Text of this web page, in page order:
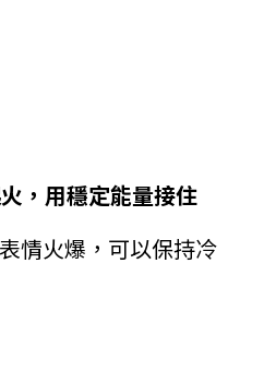
，用穩定能量接住
情火爆，可以保持冷